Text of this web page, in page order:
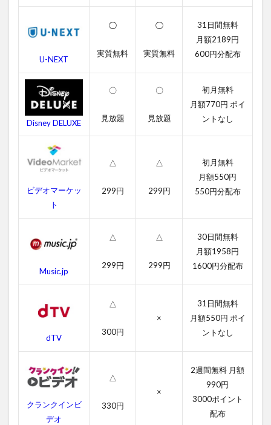
タ
ナ/
ムー
ビー
の無
料動
画一
覧
2.1
ハン
ナ・
モン
タナ/
ザ・
ムー
ビー
幕動
2.2
吹き
動画
モン
タ
ナ/
ザ・
U-NEXT
◯
実質無料
◯
実質無料
31日間無料
月額2189円
600円分配布
Disney DELUXE
〇
見放題
〇
見放題
初月無料
月額770円 ポイ
ントなし
ビデオマーケッ
ト
△
299円
△
299円
初月無料
月額550円
550円分配布
Music.jp
△
299円
△
299円
30日間無料
月額1958円
1600円分配布
dTV
△
300円
×
31日間無料
月額550円 ポイ
ントなし
クランクインビ
デオ
△
330円
×
2週間無料 月額
990円
3000ポイント
配布